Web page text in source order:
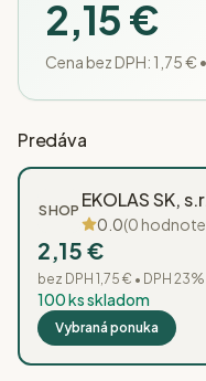
2,15 €
Cena bez DPH: 1,75 € •
Predáva
SHOP EKOLAS SK,
0.0(0
2,15 €
bez DPH 1,75 € • DPH 23%
100 ks skladom
Vybraná ponuka